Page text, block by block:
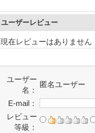
ユーザーレビュー
現在レビューはありません
ユーザー
名：
匿名ユーザー
E-mail：
レビュー
等級：